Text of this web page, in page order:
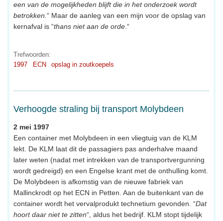
een van de mogelijkheden blijft die in het onderzoek wordt
betrokken. “ Maar de aanleg van een mijn voor de opslag van
kernafval is “thans niet aan de orde .“
Trefwoorden:
1997
ECN opslag in zoutkoepels
Verhoogde straling bij transport Molybdeen
2 mei 1997
Een container met Molybdeen in een vliegtuig van de KLM
lekt. De KLM laat dit de passagiers pas anderhalve maand
later weten (nadat met intrekken van de transportvergunning
wordt gedreigd) en een Engelse krant met de onthulling komt.
De Molybdeen is afkomstig van de nieuwe fabriek van
Mallinckrodt op het ECN in Petten. Aan de buitenkant van de
container wordt het vervalprodukt technetium gevonden. “Dat
hoort daar niet te zitten“, aldus het bedrijf. KLM stopt tijdelijk